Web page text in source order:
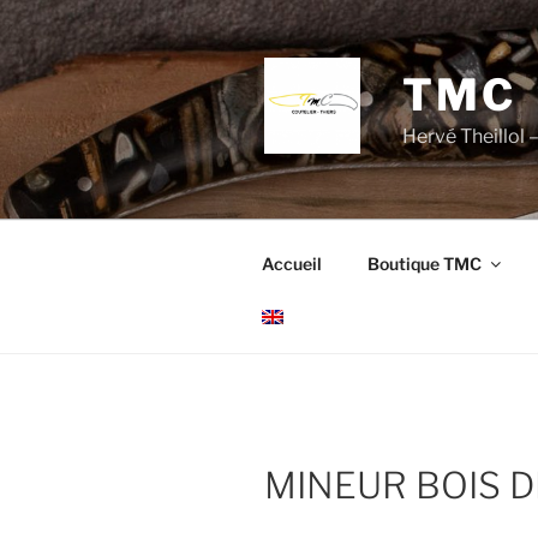
Aller
au
contenu
principal
TMC
Hervé Theillol
Accueil Boutique TMC
MINEUR BOIS